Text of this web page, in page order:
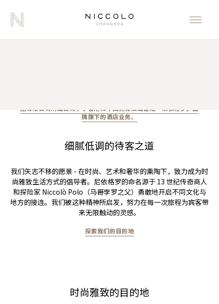
团有限公司附属公司，于香港和中国拥有及或管理「尼依格罗」品
牌旗下的酒店业务。
细腻低调的待客之道
我们矢志不移的愿景 - 在时尚、艺术和奢华的熏陶下，致力成为时
尚雅致生活方式的倡导者。尼依格罗的命名源于 13 世纪传奇商人
和探险家 Niccolò Polo（马哥孛罗之父）勇敢地开启不同文化与
地方的接连。我们被这种精神所启发，努力在每一次旅程为宾客带
来无限触动的灵感。
探索我们的目的地
时尚雅致的目的地